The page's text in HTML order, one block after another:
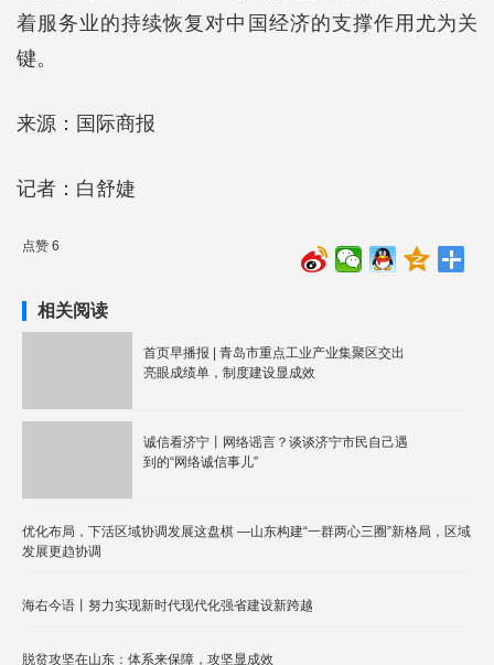
着服务业的持续恢复对中国经济的支撑作用尤为关
键。
来源：国际商报
记者：白舒婕
点赞 6
相关阅读
首页早播报 | 青岛市重点工业产业集聚区交出
亮眼成绩单，制度建设显成效
诚信看济宁丨网络谣言？谈谈济宁市民自己遇
到的“网络诚信事儿”
优化布局，下活区域协调发展这盘棋 —山东构建“一群两心三圈”新格局，区域
发展更趋协调
海右今语丨努力实现新时代现代化强省建设新跨越
脱贫攻坚在山东：体系来保障，攻坚显成效